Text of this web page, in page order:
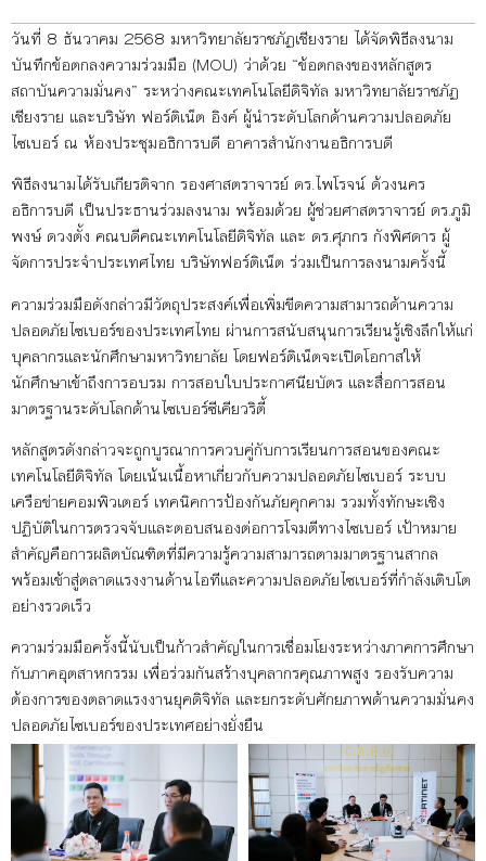
วันที่ 8 ธันวาคม 2568 มหาวิทยาลัยราชภัฏเชียงราย ได้จัดพิธีลงนาม
บันทึกข้อตกลงความร่วมมือ (MOU) ว่าด้วย “ข้อตกลงของหลักสูตร
สถาบันความมั่นคง” ระหว่างคณะเทคโนโลยีดิจิทัล มหาวิทยาลัยราชภัฏ
เชียงราย และบริษัท ฟอร์ติเน็ต อิงค์ ผู้นำระดับโลกด้านความปลอดภัย
ไซเบอร์ ณ ห้องประชุมอธิการบดี อาคารสำนักงานอธิการบดี
พิธีลงนามได้รับเกียรติจาก รองศาสตราจารย์ ดร.ไพโรจน์ ด้วงนคร
อธิการบดี เป็นประธานร่วมลงนาม พร้อมด้วย ผู้ช่วยศาสตราจารย์ ดร.ภูมิ
พงษ์ ดวงตั้ง คณบดีคณะเทคโนโลยีดิจิทัล และ ดร.ศุภกร กังพิศดาร ผู้
จัดการประจำประเทศไทย บริษัทฟอร์ติเน็ต ร่วมเป็นการลงนามครั้งนี้
ความร่วมมือดังกล่าวมีวัตถุประสงค์เพื่อเพิ่มขีดความสามารถด้านความ
ปลอดภัยไซเบอร์ของประเทศไทย ผ่านการสนับสนุนการเรียนรู้เชิงลึกให้แก่
บุคลากรและนักศึกษามหาวิทยาลัย โดยฟอร์ติเน็ตจะเปิดโอกาสให้
นักศึกษาเข้าถึงการอบรม การสอบใบประกาศนียบัตร และสื่อการสอน
มาตรฐานระดับโลกด้านไซเบอร์ซีเคียวริตี้
หลักสูตรดังกล่าวจะถูกบูรณาการควบคู่กับการเรียนการสอนของคณะ
เทคโนโลยีดิจิทัล โดยเน้นเนื้อหาเกี่ยวกับความปลอดภัยไซเบอร์ ระบบ
เครือข่ายคอมพิวเตอร์ เทคนิคการป้องกันภัยคุกคาม รวมทั้งทักษะเชิง
ปฏิบัติในการตรวจจับและตอบสนองต่อการโจมตีทางไซเบอร์ เป้าหมาย
สำคัญคือการผลิตบัณฑิตที่มีความรู้ความสามารถตามมาตรฐานสากล
พร้อมเข้าสู่ตลาดแรงงานด้านไอทีและความปลอดภัยไซเบอร์ที่กำลังเติบโต
อย่างรวดเร็ว
ความร่วมมือครั้งนี้นับเป็นก้าวสำคัญในการเชื่อมโยงระหว่างภาคการศึกษา
กับภาคอุตสาหกรรม เพื่อร่วมกันสร้างบุคลากรคุณภาพสูง รองรับความ
ต้องการของตลาดแรงงานยุคดิจิทัล และยกระดับศักยภาพด้านความมั่นคง
ปลอดภัยไซเบอร์ของประเทศอย่างยั่งยืน